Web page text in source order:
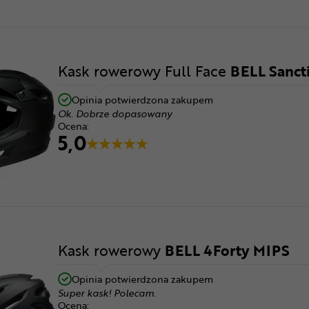
Kask rowerowy Full Face BELL
Opinia potwierdzona zakupem
Ok. Dobrze dopasowany
Ocena:
5,0
Kask rowerowy BELL 4Forty MIPS
Opinia potwierdzona zakupem
Super kask! Polecam.
Ocena: